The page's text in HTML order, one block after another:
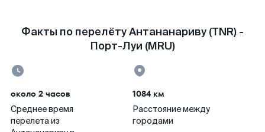
Факты по перелёту Антананариву (TNR) -
Порт-Луи (MRU)
около 2 часов
Среднее время
перелета из
1084 км
Расстояние между
городами